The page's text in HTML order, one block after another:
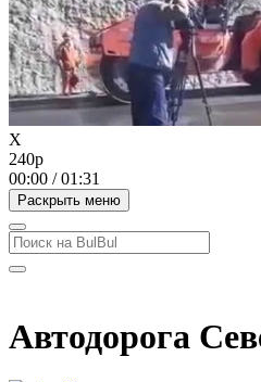
X
240p
00:00 /01:31
Раскрыть меню
Автодорога